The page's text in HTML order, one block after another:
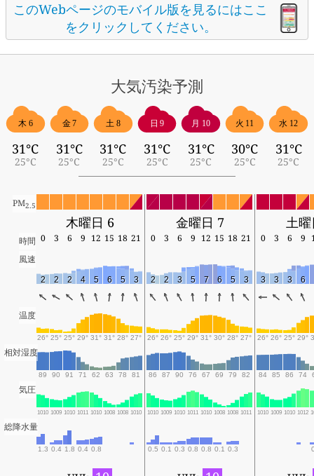
このWebページのモバイル版を見るにはここ
をクリックしてください。
大気汚染予測
木 6
31°C
25°C
金 7
31°C
25°C
土 8
31°C
25°C
日 9
31°C
25°C
月 10
31°C
25°C
火 11
30°C
25°C
水 12
31°C
25°C
PM2.5
木曜日 6 金曜日 7 土
時間 0 3 6 9 12 15 18 21 0 3 6 9 12 15 18 21 0 3 6 9
風速
2 2 2 4 5 6 5 3 2 2 3 5 7 6 5 3 3 3 3 6
温度
26° 25° 25° 29° 31° 31° 28° 27° 26° 26° 25° 29° 31° 30° 28° 27° 26° 26° 25° 29°
相対湿度
89 90 91 71 62 63 78 81 86 87 90 76 67 69 79 82 84 85 86 74
気圧
1010 1009 1010 1011 1010 1008 1008 1010 1010 1009 1010 1011 1010 1008 1008 1011 1010 1009 1010 1012
総降水量
1.3 0.4 1.8 0.4 0.8 0.5 0.1 0.3 0.8 0.8 0.1 0.3